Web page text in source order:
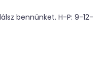
bennünket. H-P: 9-12-